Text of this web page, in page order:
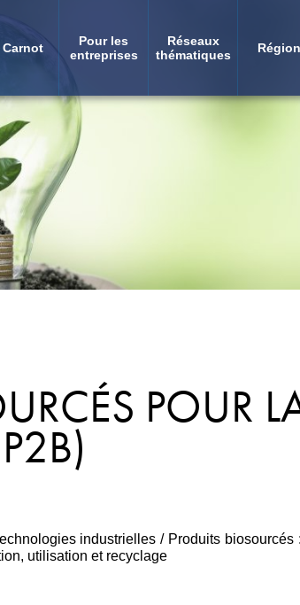
Carnot
Pour les
entreprises
Réseaux
thématiques
POUR
industrielles / Produits
utilisation et recyclage